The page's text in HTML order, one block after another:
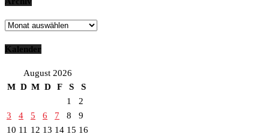
Archiv
Kalender
August 2026
M D M D F S
S
1
2
3
4 5 6 7 8
9
10 11 12 13 14 15 16